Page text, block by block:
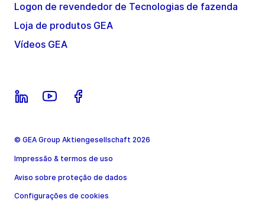
Logon de revendedor de Tecnologias de fazenda
Loja de produtos GEA
Vídeos GEA
© GEA Group Aktiengesellschaft 2026
Impressão & termos de uso
Aviso sobre proteção de dados
Configurações de cookies